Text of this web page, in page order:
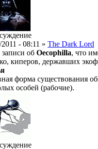
- 08:11 » The Dark Lord
об Oecophilla, что
киперов, державших
форма существования
особей (рабочие).